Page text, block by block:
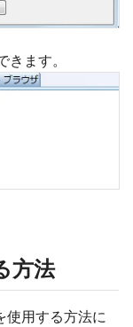
ます。
方法
用する方法に